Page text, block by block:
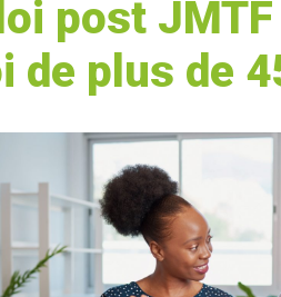
post
de plus de